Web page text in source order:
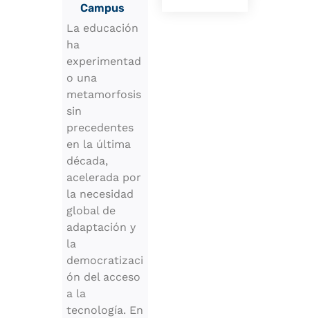
Campus
La educación
ha
experimentad
o una
metamorfosis
sin
precedentes
en la última
década,
acelerada por
la necesidad
global de
adaptación y
la
democratizaci
ón del acceso
a la
tecnología. En